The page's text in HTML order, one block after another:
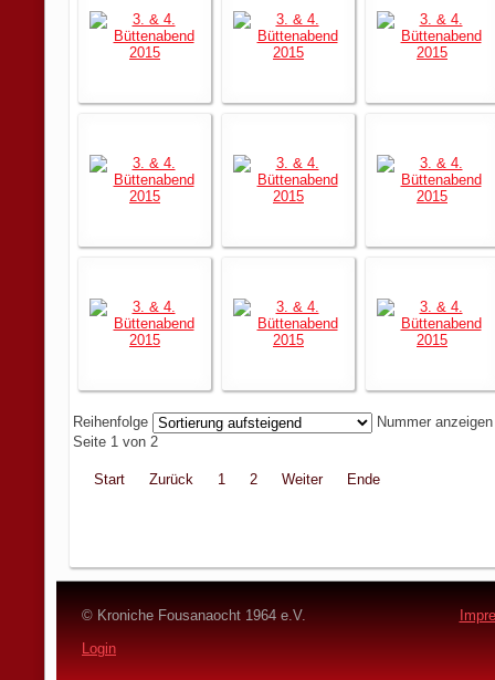
Reihenfolge
Nummer
Seite 1 von 2
Start Zurück 1 2 Weiter Ende
© Kroniche Fousanaocht 1964 e.V.
Login